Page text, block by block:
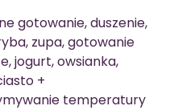
gotowanie, duszenie,
zupa, gotowanie
jogurt, owsianka,
+
temperatury